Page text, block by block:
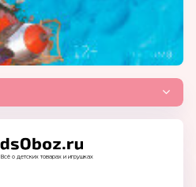
Всё о детских товарах и игрушках